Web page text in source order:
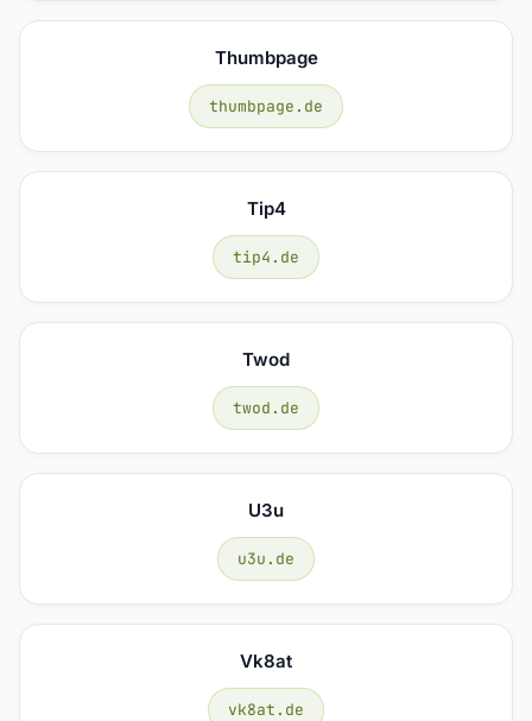
Thumbpage
thumbpage.de
Tip4
tip4.de
Twod
twod.de
U3u
u3u.de
Vk8at
vk8at.de